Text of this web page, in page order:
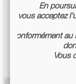
En
vous acceptez
Conformément au
Vous